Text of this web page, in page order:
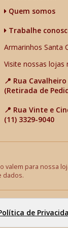
Quem somos
Trabalhe
Armarinhos Santa
Visite nossas
📍 Rua
(Retirada de
📍 Rua Vinte e
(11) 3329-9040
para nossa
dados.
de